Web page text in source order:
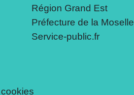
Région Grand Est
Préfecture de la Moselle
Service-public.fr